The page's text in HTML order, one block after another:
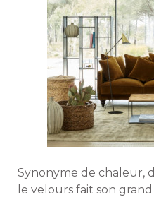
Synonyme de chaleur,
le velours fait son